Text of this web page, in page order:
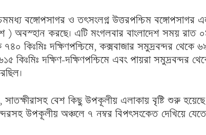
বঙ্গোপসাগর ও তৎসংলগ্ন উত্তরপশ্চিম বঙ্গোপসাগর
) অবস্হান করছে। এটি মংগলবার বাংলাদেশ সময়
৭৪০ কিঃমিঃ দক্ষিণপশ্চিমে, কক্সবাজার সমুদ্রবন্দর থেকে
কিঃমিঃ দক্ষিণ-দক্ষিণপশ্চিমে এবং পায়রা সমুদ্রবন্দর
সাতক্ষীরাসহ বেশ কিছু উপকূলীয় এলাকায় বৃষ্টি শুরু
উপকূলীয় অঞ্চলে ৭ নম্বর বিপৎসংকেত দেখিয়ে